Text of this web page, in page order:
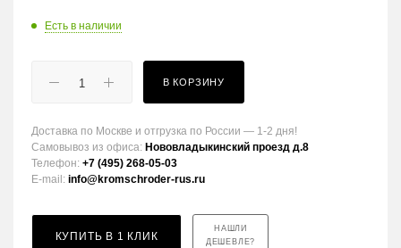
Есть в наличии
В КОРЗИНУ
Доставка по Москве и отгрузка по России — 1-2 дня!
Самовывоз из офиса: Нововладыкинский проезд д.8
Телефон: +7 (495) 268-05-03
E-mail: info@kromschroder-rus.ru
КУПИТЬ В 1 КЛИК
НАШЛИ
ДЕШЕВЛЕ?